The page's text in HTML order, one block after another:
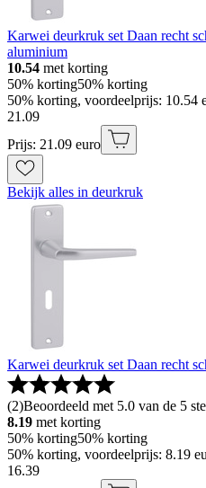
Karwei deurkruk set Daan recht
aluminium
10.54 met korting
50% korting50% korting
50% korting, voordeelprijs: 10.54
21 .09
Prijs: 21.09 euro
Bekijk alles in deurkruk
Karwei deurkruk set Daan recht
(2)Beoordeeld met 5.0 van de 5
8.19 met korting
50% korting50% korting
50% korting, voordeelprijs: 8.19
16.39